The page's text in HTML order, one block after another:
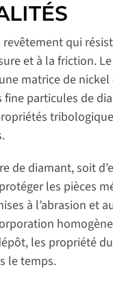
revêtement qui
et à la friction.
matrice de
fine particules de
tribologique
de diamant, soit
les pièces
à l’abrasion et
les propriété
le temps.